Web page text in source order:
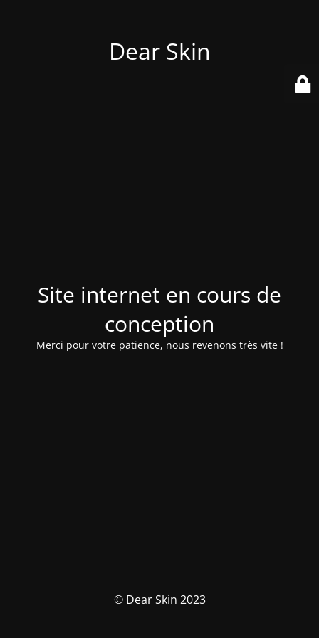
Dear Skin
Site internet en cours de
conception
Merci pour votre patience, nous revenons très vite !
© Dear Skin 2023